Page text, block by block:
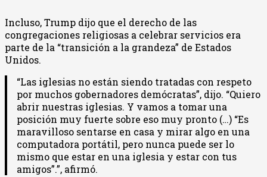
Incluso, Trump dijo que el derecho de las
congregaciones religiosas a celebrar servicios era
parte de la “transición a la grandeza” de Estados
Unidos.
“Las iglesias no están siendo tratadas con respeto
por muchos gobernadores demócratas”, dijo. “Quiero
abrir nuestras iglesias. Y vamos a tomar una
posición muy fuerte sobre eso muy pronto (…) “Es
maravilloso sentarse en casa y mirar algo en una
computadora portátil, pero nunca puede ser lo
mismo que estar en una iglesia y estar con tus
amigos”.”, afirmó.